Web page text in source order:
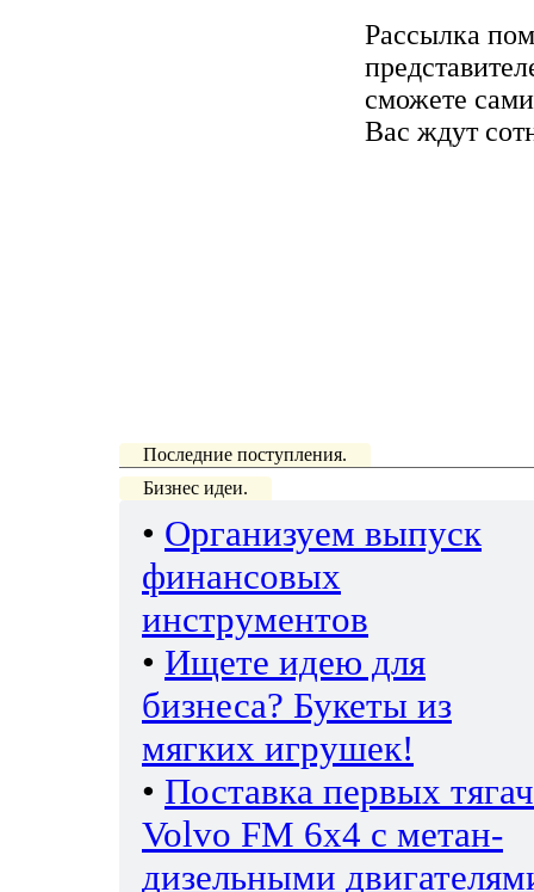
Рассылка
сможете
Вас ждут
Последние поступления.
Бизнес идеи.
• Организуем выпуск
финансовых
инструментов
• Ищете идею для
бизнеса? Букеты из
мягких игрушек!
• Поставка первых
Volvo FM 6х4 с метан-
дизельными